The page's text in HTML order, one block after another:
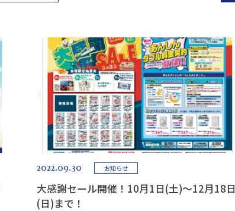
2022.09.30 お知らせ
大感謝セール開催！10月1日(土)～12月18日
(日)まで！